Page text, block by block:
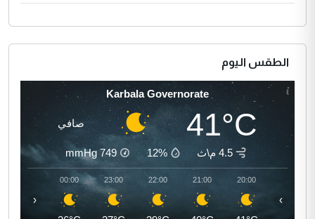
الطقس اليوم
Karbala Governorate
41°C صافي
4.5 م\ث 12%
749
mmHg
20:00
21:00
22:00
23:00
00:00
‹ ›